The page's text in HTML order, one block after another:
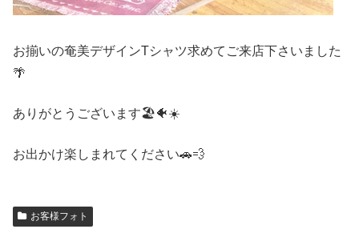
お揃いの奄美デザインTシャツ求めてご来店下さいました
🌴
ありがとうございます🏖🐠☀️
お出かけ楽しまれてください🚗💨
お客様フォト